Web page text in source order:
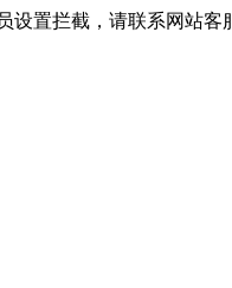
置拦截，请联系网站客